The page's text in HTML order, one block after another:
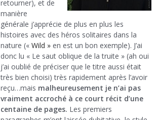
retourner), et de
manière
générale j’apprécie de plus en plus les
histoires avec des héros solitaires dans la
nature (« Wild » en est un bon exemple). J’ai
donc lu « Le saut oblique de la truite » (ah oui
j’ai oublié de préciser que le titre aussi était
très bien choisi) très rapidement après l’avoir
reçu…mais malheureusement je n’ai pas
vraiment accroché à ce court récit d’une
centaine de pages. Les premiers